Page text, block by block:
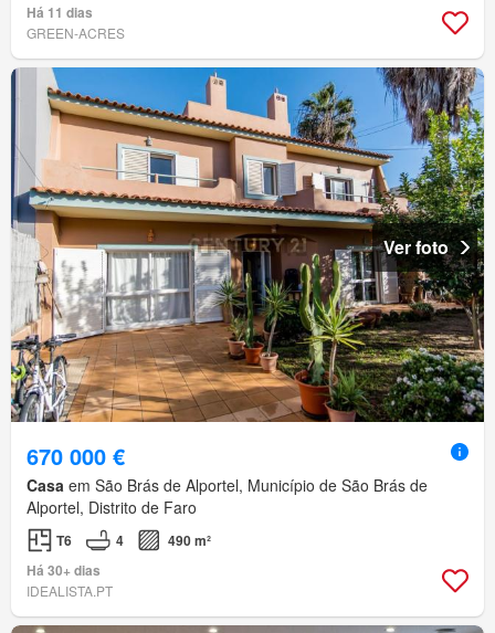
Há 11 dias
GREEN-ACRES
Ver foto
670 000 €
Casa em São Brás de Alportel, Município de São Brás de
Alportel, Distrito de Faro
T6 4
490 m²
Há 30+ dias
IDEALISTA.PT